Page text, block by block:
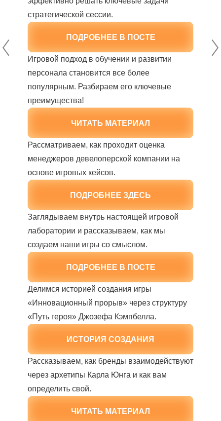
стратегической сессии.
ПОДРОБНЕЕ В ПОСТЕ
Игровой подход в обучении и развитии
персонала становится все более
популярным. Разбираем его ключевые
преимущества!
ЧИТАТЬ МАТЕРИАЛ
Рассматриваем, как проходит оценка
менеджеров девелоперской компании на
основе игровых кейсов.
ПОДРОБНЕЕ ЗДЕСЬ
Заглядываем внутрь настоящей игровой
лаборатории и рассказываем, как мы
создаем наши игры со смыслом.
ПОДРОБНЕЕ В ПОСТЕ
Делимся историей создания игры
«Инновационный прорыв» через структуру
«Путь героя» Джозефа Кэмпбелла.
ИСТОРИЯ СОЗДАНИЯ
Рассказываем, как бренды взаимодействуют
через архетипы Карла Юнга и как вам
определить свой.
ЧИТАТЬ МАТЕРИАЛ